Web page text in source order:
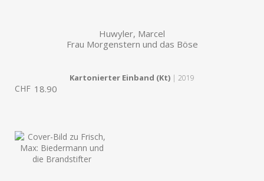
Huwyler, Marcel
Frau Morgenstern und das Böse
Kartonierter Einband (Kt) | 2019
CHF 18.90